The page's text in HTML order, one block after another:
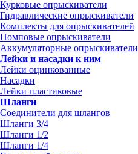
Курковые опрыскиватели
Гидравлические опрыскиватели
Комплекты для опрыскивателей
Помповые опрыскиватели
Аккумуляторные опрыскиватели
Лейки и насадки к ним
Лейки оцинкованные
Насадки
Лейки пластиковые
Шланги
Соединители для шлангов
Шланги 3/4
Шланги 1/2
Шланги 1/4